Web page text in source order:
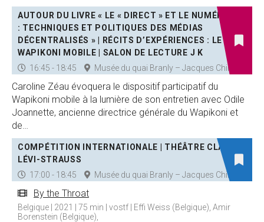
AUTOUR DU LIVRE « LE « DIRECT » ET LE NUMÉRIQUE
: TECHNIQUES ET POLITIQUES DES MÉDIAS
DÉCENTRALISÉS » | RÉCITS D’EXPÉRIENCES : LE
WAPIKONI MOBILE | SALON DE LECTURE J K
16:45 - 18:45
Musée du quai Branly – Jacques Chirac
Caroline Zéau évoquera le dispositif participatif du
Wapikoni mobile à la lumière de son entretien avec Odile
Joannette, ancienne directrice générale du Wapikoni et
de…
COMPÉTITION INTERNATIONALE | THÉÂTRE CLAUDE
LÉVI-STRAUSS
17:00 - 18:45
Musée du quai Branly – Jacques Chirac
By the Throat
Belgique | 2021 | 75 min | vostf | Effi Weiss (Belgique), Amir
Borenstein (Belgique),